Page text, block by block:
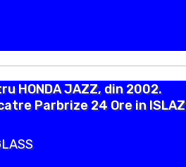
HONDA JAZZ, din 2002.
Parbrize 24 Ore in ISLAZ